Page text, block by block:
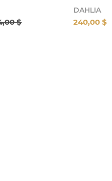
$
DAHLIA
240,00 $